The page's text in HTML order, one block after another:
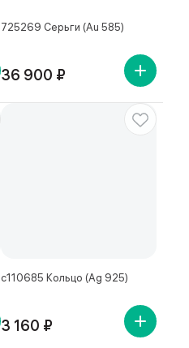
725269 Серьги (Au 585)
36 900 ₽
с110685 Кольцо (Ag 925)
3 160 ₽